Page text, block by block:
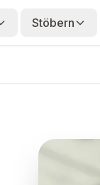
Stöbern